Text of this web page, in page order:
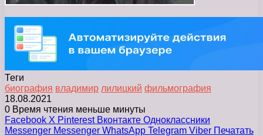
Теги
биография владимир лилицкий фильмография
18.08.2021
0 Время чтения меньше минуты
Facebook X Pinterest Вконтакте Одноклассники
Messenger Messenger WhatsApp Telegram Viber Печатать